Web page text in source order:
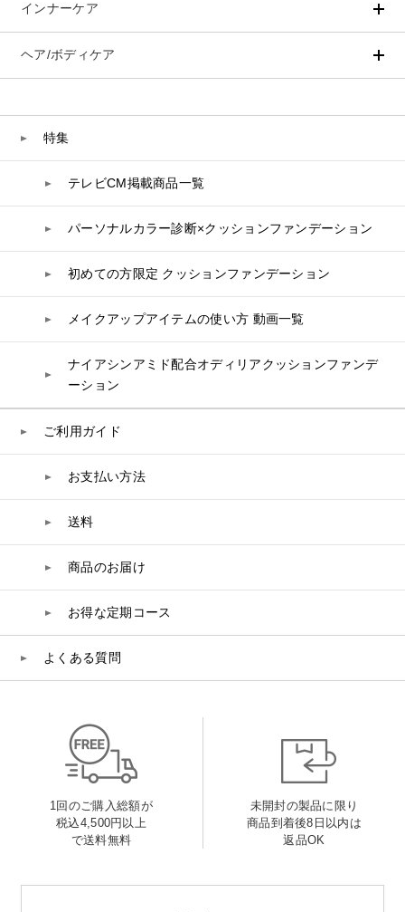
化粧水
美容液
オールインワン
リップケア
トラベルセット
スペシャルケア
CLÉSCIENCE Beauté
STEFANY AGING
BIVABOO（ビバブー）
ベースメイク
UVケア
インナーケア
成分別で探す
乳酸菌
コラーゲン
高麗人参
コエンザイム
白神秘境活性水
ヘルスサポート
ヘア/ボディケア
スカルプケア
シャンプー
トリートメント
ボディソープ
特集
テレビCM掲載商品一覧
パーソナルカラー診断×クッションファンデーション
初めての方限定 クッションファンデーション
メイクアップアイテムの使い方 動画一覧
ナイアシンアミド配合オディリアクッションファンデ
ーション
ご利用ガイド
お支払い方法
送料
商品のお届け
お得な定期コース
よくある質問
1回のご購入総額が
税込4,500円以上
で送料無料
未開封の製品に限り
商品到着後8日以内は
返品OK